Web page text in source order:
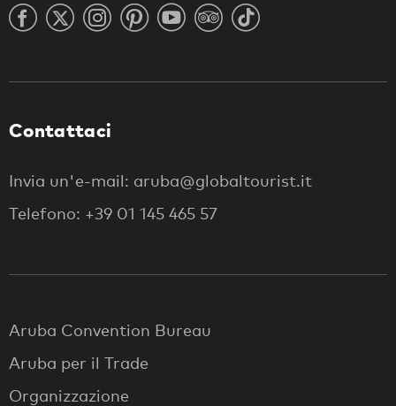
Contattaci
Invia un'e-mail: aruba@globaltourist.it
Telefono: +39 01 145 465 57
Aruba Convention Bureau
Aruba per il Trade
Organizzazione